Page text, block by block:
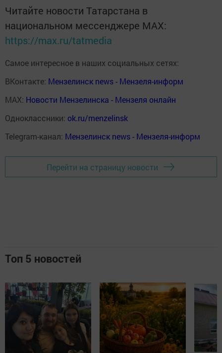
Читайте новости Татарстана в
национальном мессенджере MАХ:
https://max.ru/tatmedia
Самое интересное в наших социальных сетях:
ВКонтакте: Мензелинск news - Мензеля-информ
MAX: Новости Мензелинска - Мензеля онлайн
Одноклассники: ok.ru/menzelinsk
Telegram-канал: Мензелинск news - Мензеля-информ
Перейти на страницу новости
Топ 5 новостей